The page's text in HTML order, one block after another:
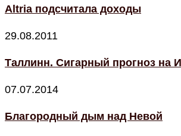
Altria подсчитала доходы
29.08.2011
Таллинн. Сигарный прогноз на
07.07.2014
Благородный дым над Невой